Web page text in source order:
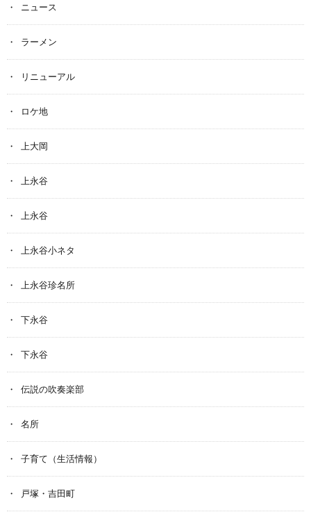
ニュース
ラーメン
リニューアル
ロケ地
上大岡
上永谷
上永谷
上永谷小ネタ
上永谷珍名所
下永谷
下永谷
伝説の吹奏楽部
名所
子育て（生活情報）
戸塚・吉田町